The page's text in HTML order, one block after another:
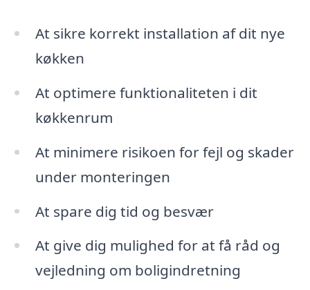
At sikre korrekt installation af dit nye
køkken
At optimere funktionaliteten i dit
køkkenrum
At minimere risikoen for fejl og skader
under monteringen
At spare dig tid og besvær
At give dig mulighed for at få råd og
vejledning om boligindretning